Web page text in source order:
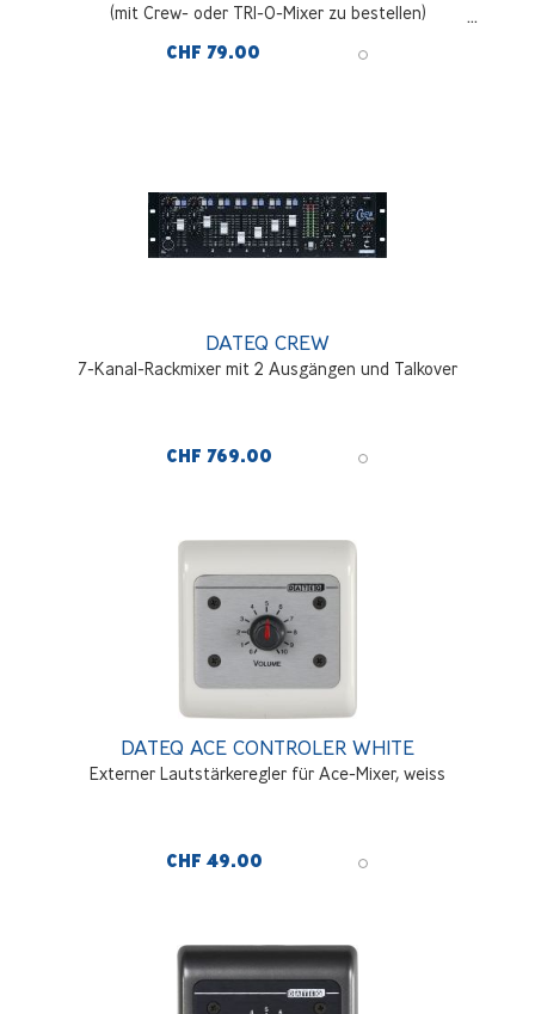
(mit Crew- oder TRI-O-Mixer zu bestellen)
CHF 79.00
DATEQ CREW
7-Kanal-Rackmixer mit 2 Ausgängen und Talkover
CHF 769.00
DATEQ ACE CONTROLER WHITE
Externer Lautstärkeregler für Ace-Mixer, weiss
CHF 49.00